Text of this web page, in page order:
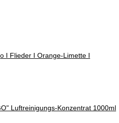
I Flieder I Orange-Limette I